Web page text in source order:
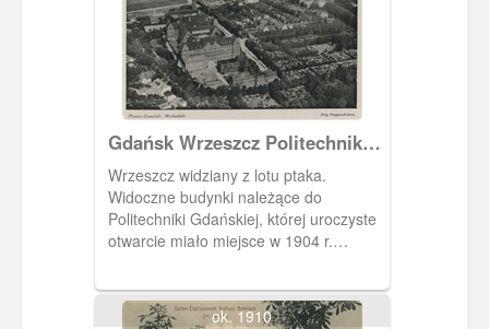
Gdańsk Wrzeszcz Politechnika
Gdańska, Danzig Langfuhr
Technische Hohschule of
Danzig
Wrzeszcz widziany z lotu ptaka.
Widoczne budynki należące do
Politechniki Gdańskiej, której uroczyste
otwarcie miało miejsce w 1904 r.
Carsten.
ok. 1910